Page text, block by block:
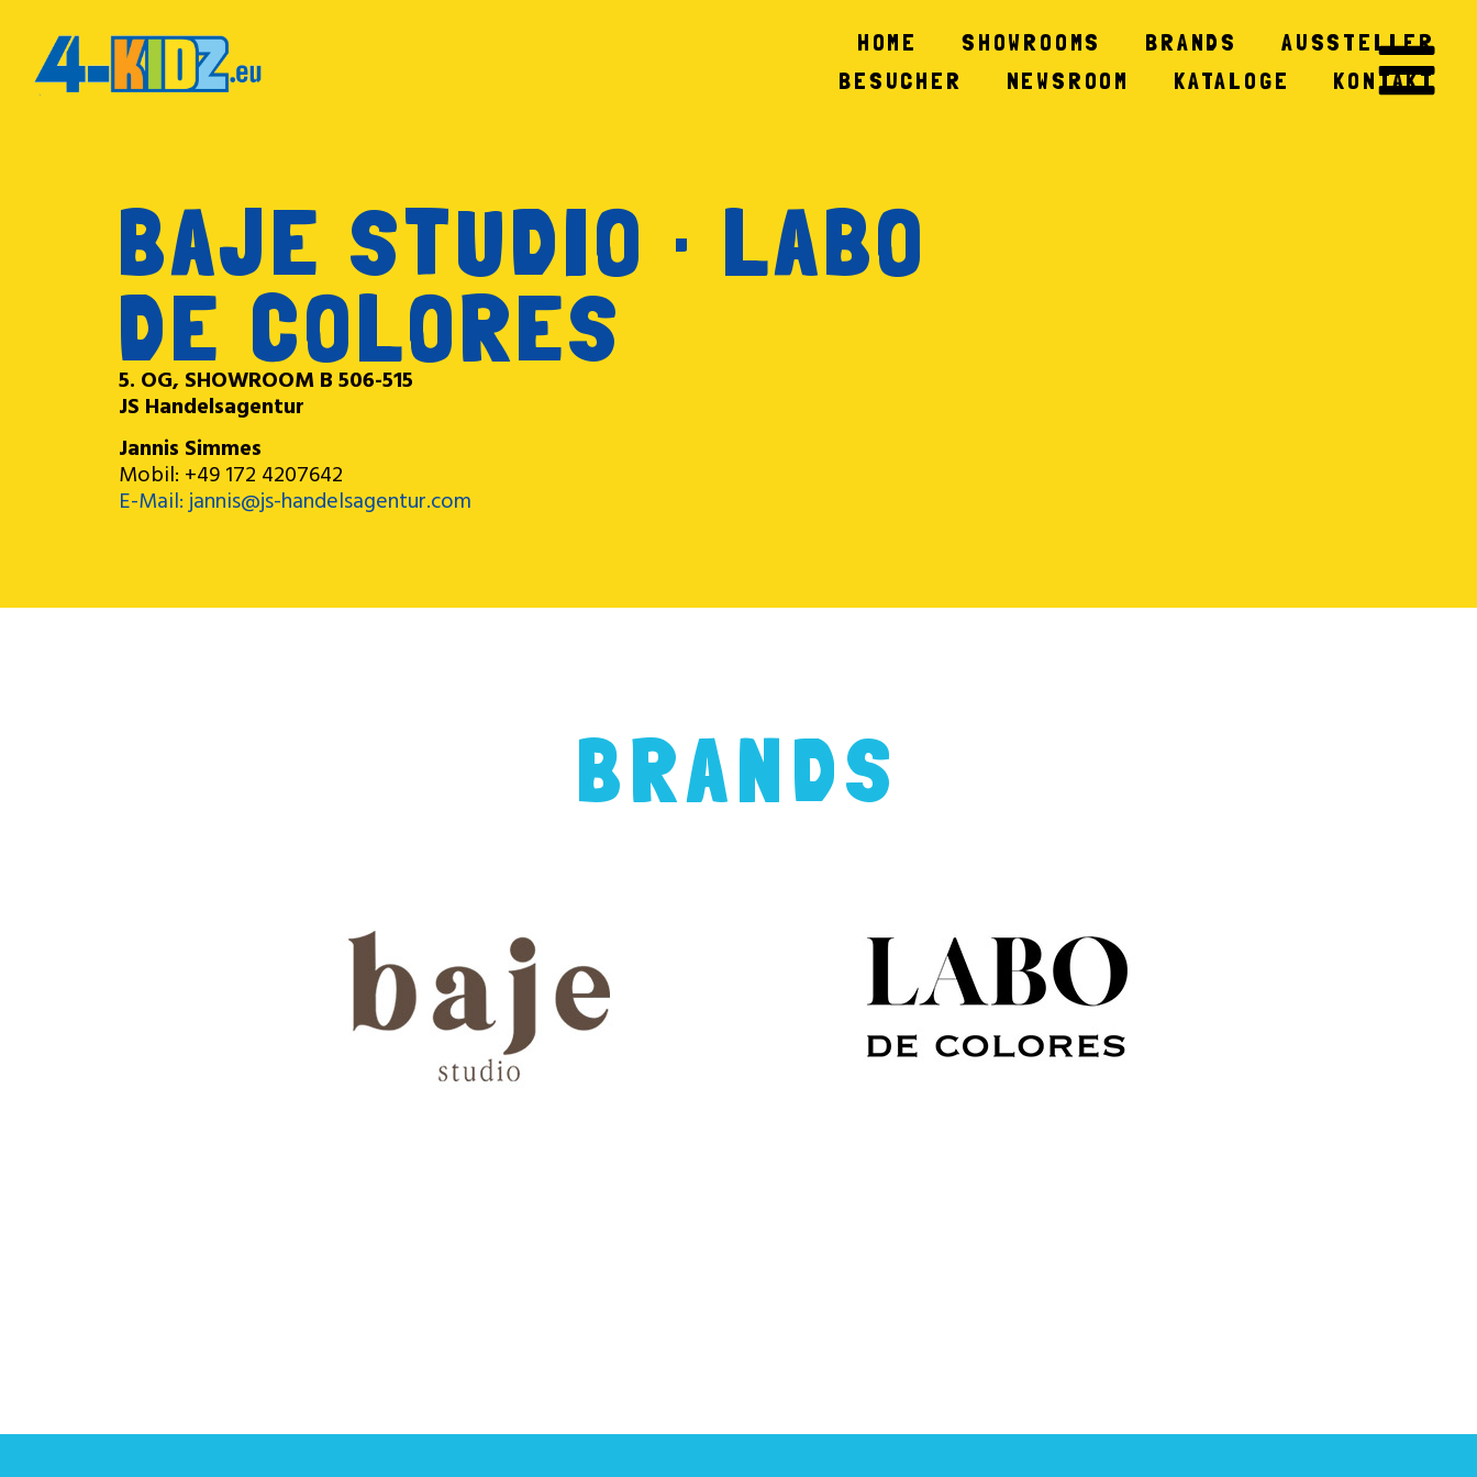
HOME SHOWROOMS BRANDS
AUSSTELLER
BESUCHER
NEWSROOM KATALOGE KONTAKT
BAJE STUDIO · LABO
DE COLORES
5. OG, SHOWROOM B 506-515
JS Handelsagentur
Jannis Simmes
Mobil: +49 172 4207642
E-Mail: jannis@js-handelsagentur.com
BRANDS